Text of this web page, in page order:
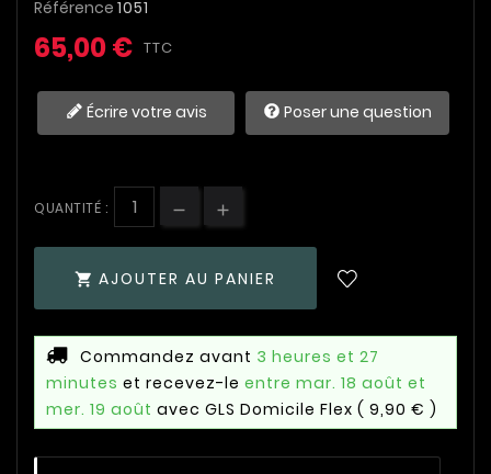
Référence 1051
65,00 € TTC
Écrire votre avis Poser une question
QUANTITÉ :
 AJOUTER AU PANIER
Commandez avant 3 heures et 27
minutes et recevez-le entre mar. 18 août et
mer. 19 août avec GLS Domicile Flex ( 9,90 € )